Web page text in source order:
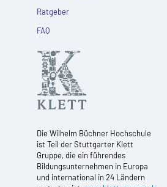
Ratgeber
FAQ
Die Wilhelm Büchner Hochschule
ist Teil der Stuttgarter Klett
Gruppe, die ein führendes
Bildungsunternehmen in Europa
und international in 24 Ländern